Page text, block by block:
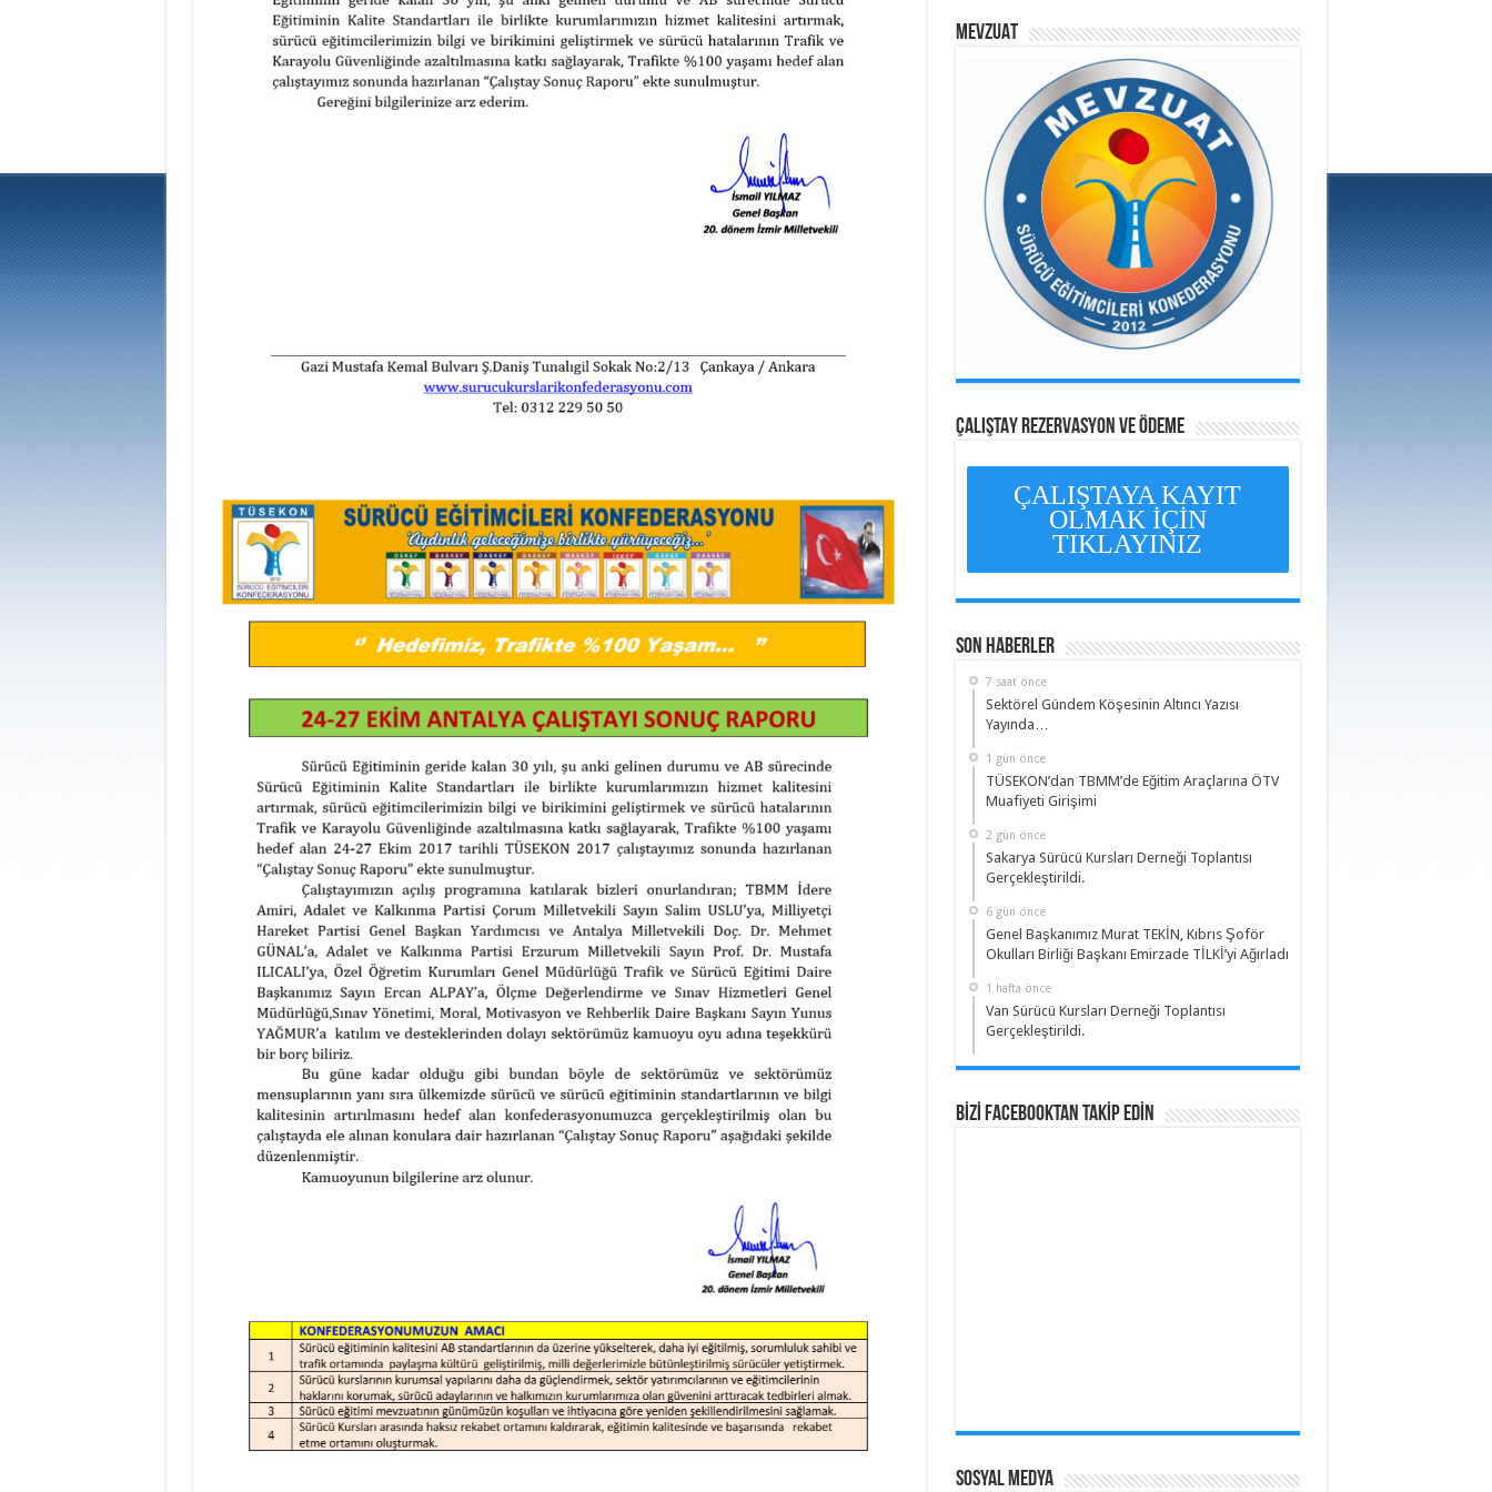
MEVZUAT
ÇALIŞTAY REZERVASYON VE ÖDEME
ÇALIŞTAYA KAYIT
OLMAK İÇİN
TIKLAYINIZ
Son Haberler
7 saat önce
Sektörel Gündem Köşesinin Altıncı Yazısı
Yayında…
1 gün önce
TÜSEKON’dan TBMM’de Eğitim Araçlarına ÖTV
Muafiyeti Girişimi
2 gün önce
Sakarya Sürücü Kursları Derneği Toplantısı
Gerçekleştirildi.
6 gün önce
Genel Başkanımız Murat TEKİN, Kıbrıs Şoför
Okulları Birliği Başkanı Emirzade TİLKİ’yi Ağırladı
1 hafta önce
Van Sürücü Kursları Derneği Toplantısı
Gerçekleştirildi.
BİZİ Facebooktan TAKİP EDİN
Sosyal Medya